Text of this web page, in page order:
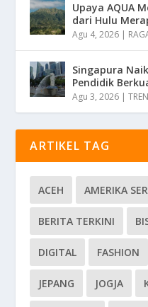
Upaya AQUA
dari Hulu
Agu 4, 2026 |
Singapura
Pendidik
Agu 3, 2026 |
ARTIKEL TAG
ACEH AMERIKA
BERITA TERKINI
DIGITAL FASHION
JEPANG JOGJA